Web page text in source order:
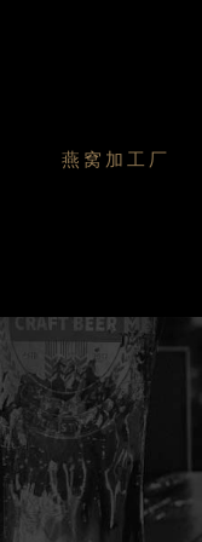
燕窝加工厂